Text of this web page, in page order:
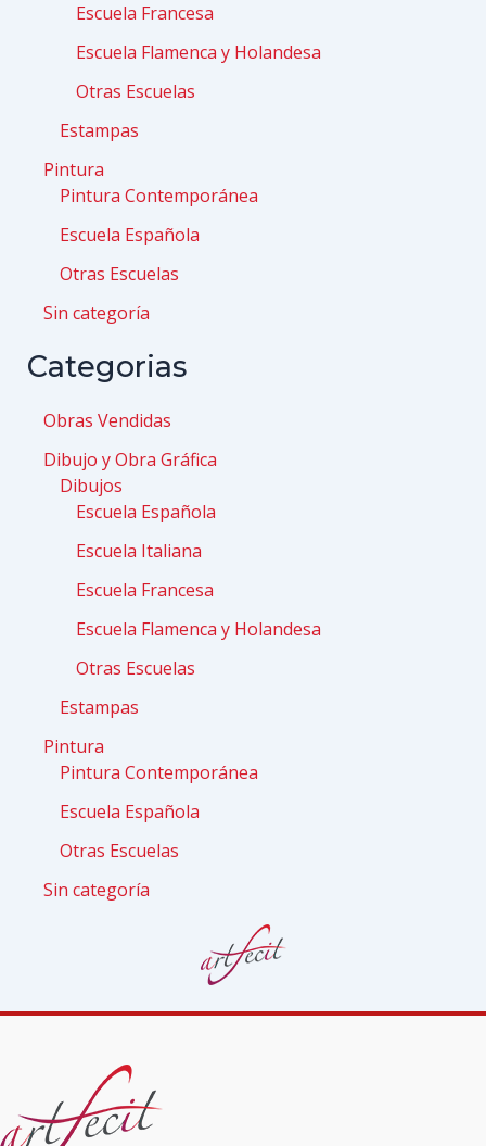
Escuela Francesa
Escuela Flamenca y Holandesa
Otras Escuelas
Estampas
Pintura
Pintura Contemporánea
Escuela Española
Otras Escuelas
Sin categoría
Categorias
Obras Vendidas
Dibujo y Obra Gráfica
Dibujos
Escuela Española
Escuela Italiana
Escuela Francesa
Escuela Flamenca y Holandesa
Otras Escuelas
Estampas
Pintura
Pintura Contemporánea
Escuela Española
Otras Escuelas
Sin categoría